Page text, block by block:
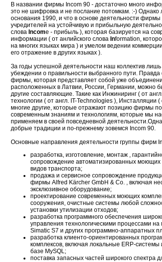
В названии фирмы Incom 90 - достаточно много
это не шифровка и не послание потомкам. :-) Однако
основания 1990, и что в основе деятельности
учредителей на устойчивую и прибыльную
слова Income - прибыль ), которая базируется на
информации ( от анлийского слова Information,
на многих языках мира ) и умелом ведении
его отражение в других языках ).
За годы успешной деятельности наш коллектив лишь
убеждении о правильности выбранного пути. Правда
фирмы, которая представляет собой уже
расположенных в Латвии, России, Германии, можно
другие составляющие. Такие как Инжиниринг ( от
технологии ( от англ. IT-Technologies ), Инсталляции (
многие другие, которые отражают позицию фирмы
современным знаниям и технологиям, которые мы
применяем в своей повседневной
добрые традиции и по-прежнему зовемся Incom 90.
Основные направления деятельности группы фирм
разработка, изготовление, монтаж ,
сопровождение автоматизированных моющих
видов транспорта;
продажа и сервисное сопровождение
фирмы Alfred Kärcher GmbH & Co. , включая
эксклюзивное оборудование;
проектирование современных моющих
сооружения, очистные системы любой
установки утилизации отходов;
разработка программного обеспечения
управления технологическими процессами
Simatic S7 и других программно-аппаратных
разработка клиенто-ориентированных
комплексов, включая локальные ERP-
базе MySQL;
поставка запасных частей широкого спектра